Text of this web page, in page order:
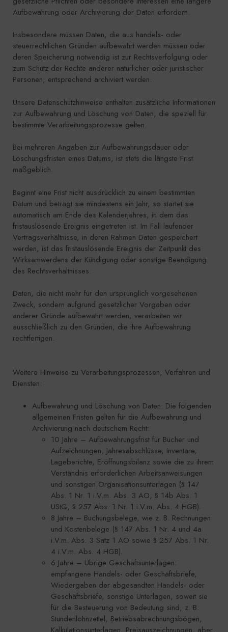
Aufbewahrung oder Archivierung der Daten erfordern.
Insbesondere müssen Daten, die aus handels- oder
steuerrechtlichen Gründen aufbewahrt werden müssen oder
deren Speicherung notwendig ist zur Rechtsverfolgung oder
zum Schutz der Rechte anderer natürlicher oder juristischer
Personen, entsprechend archiviert werden.
Unsere Datenschutzhinweise enthalten zusätzliche Informationen
zur Aufbewahrung und Löschung von Daten, die speziell für
bestimmte Verarbeitungsprozesse gelten.
Bei mehreren Angaben zur Aufbewahrungsdauer oder
Löschungsfristen eines Datums, ist stets die längste Frist
maßgeblich.
Beginnt eine Frist nicht ausdrücklich zu einem bestimmten
Datum und beträgt sie mindestens ein Jahr, so startet sie
automatisch am Ende des Kalenderjahres, in dem das
fristauslösende Ereignis eingetreten ist. Im Fall laufender
Vertragsverhältnisse, in deren Rahmen Daten gespeichert
werden, ist das fristauslösende Ereignis der Zeitpunkt des
Wirksamwerdens der Kündigung oder sonstige Beendigung
des Rechtsverhältnisses.
Daten, die nicht mehr für den ursprünglich vorgesehenen
Zweck, sondern aufgrund gesetzlicher Vorgaben oder
anderer Gründe aufbewahrt werden, verarbeiten wir
ausschließlich zu den Gründen, die ihre Aufbewahrung
rechtfertigen.
Weitere Hinweise zu Verarbeitungsprozessen, Verfahren und
Diensten:
Aufbewahrung und Löschung von Daten: Die folgenden
allgemeinen Fristen gelten für die Aufbewahrung und
Archivierung nach deutschem Recht:
10 Jahre – Aufbewahrungsfrist für Bücher und
Aufzeichnungen, Jahresabschlüsse, Inventare,
Lageberichte, Eröffnungsbilanz sowie die zu ihrem
Verständnis erforderlichen Arbeitsanweisungen
und sonstigen Organisationsunterlagen (§ 147
Abs. 1 Nr. 1 i.V.m. Abs. 3 AO, § 14b Abs. 1
UStG, § 257 Abs. 1 Nr. 1 i.V.m. Abs. 4 HGB).
8 Jahre – Buchungsbelege, wie z. B. Rechnungen
und Kostenbelege (§ 147 Abs. 1 Nr. 4 und 4a
i.V.m. Abs. 3 Satz 1 AO sowie § 257 Abs. 1 Nr.
4 i.V.m. Abs. 4 HGB).
6 Jahre – Übrige Geschäftsunterlagen:
empfangene Handels- oder Geschäftsbriefe,
Wiedergaben der abgesandten Handels- oder
Geschäftsbriefe, sonstige Unterlagen, soweit sie
für die Besteuerung von Bedeutung sind, z. B.
Stundenlohnzettel, Betriebsabrechnungsbögen,